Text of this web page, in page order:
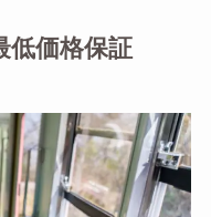
低価格保証